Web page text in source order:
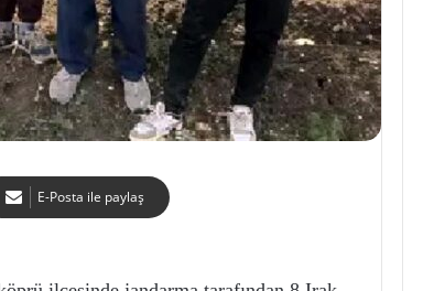
E-Posta ile paylaş